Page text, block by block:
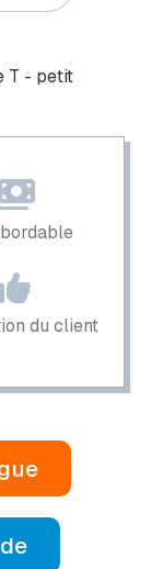
T - petit
du client